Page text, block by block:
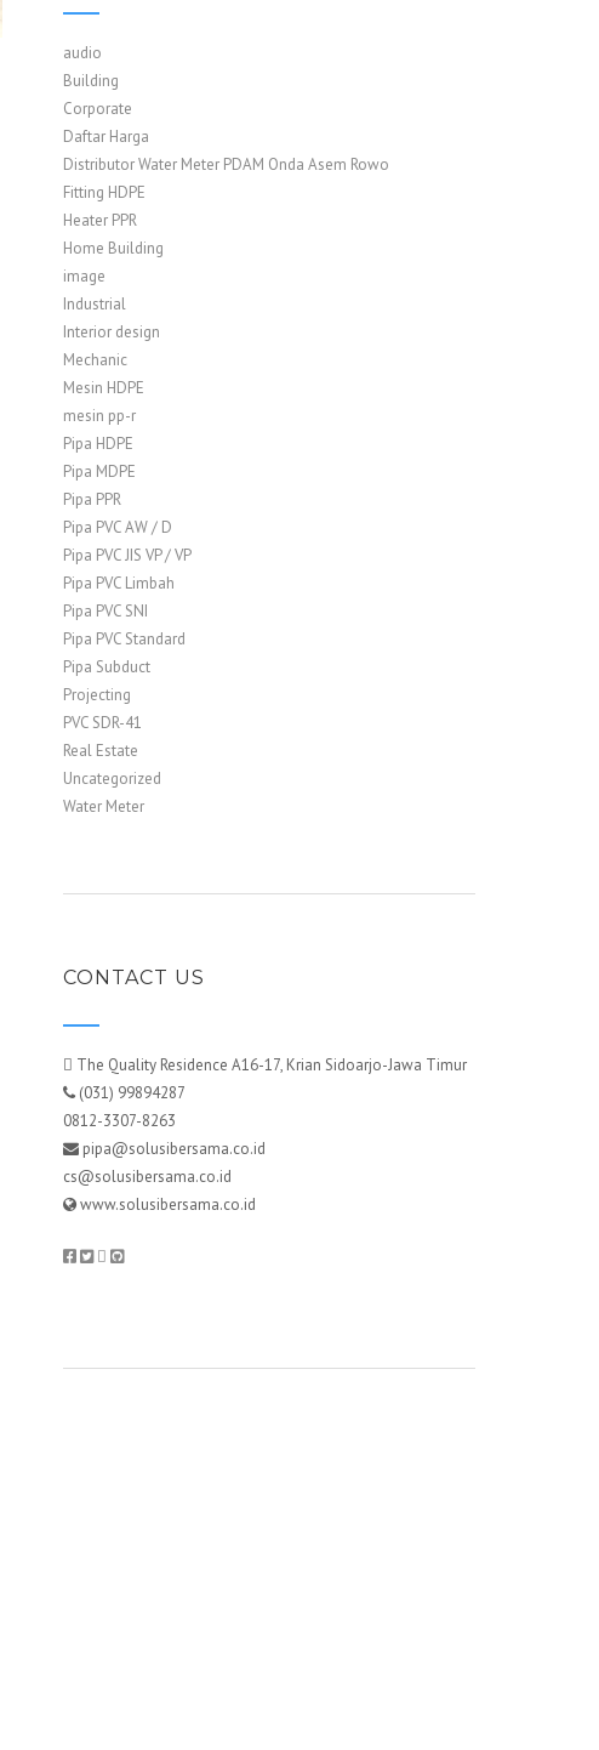
audio
Building
Corporate
Daftar Harga
Distributor Water Meter PDAM Onda Asem Rowo
Fitting HDPE
Heater PPR
Home Building
image
Industrial
Interior design
Mechanic
Mesin HDPE
mesin pp-r
Pipa HDPE
Pipa MDPE
Pipa PPR
Pipa PVC AW / D
Pipa PVC JIS VP / VP
Pipa PVC Limbah
Pipa PVC SNI
Pipa PVC Standard
Pipa Subduct
Projecting
PVC SDR-41
Real Estate
Uncategorized
Water Meter
CONTACT US
The Quality Residence A16-17, Krian Sidoarjo-Jawa Timur
(031) 99894287
0812-3307-8263
pipa@solusibersama.co.id
cs@solusibersama.co.id
www.solusibersama.co.id